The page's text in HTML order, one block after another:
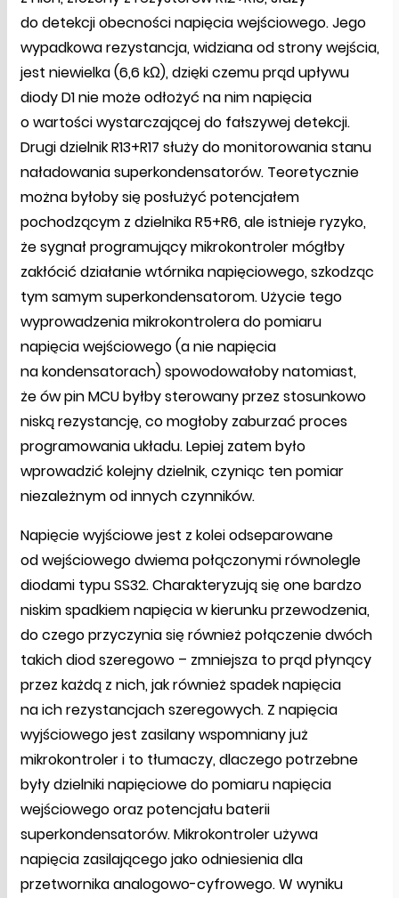
do detekcji obecności napięcia wejściowego. Jego
wypadkowa rezystancja, widziana od strony wejścia,
jest niewielka (6,6 kΩ), dzięki czemu prąd upływu
diody D1 nie może odłożyć na nim napięcia
o wartości wystarczającej do fałszywej detekcji.
Drugi dzielnik R13+R17 służy do monitorowania stanu
naładowania superkondensatorów. Teoretycznie
można byłoby się posłużyć potencjałem
pochodzącym z dzielnika R5+R6, ale istnieje ryzyko,
że sygnał programujący mikrokontroler mógłby
zakłócić działanie wtórnika napięciowego, szkodząc
tym samym superkondensatorom. Użycie tego
wyprowadzenia mikrokontrolera do pomiaru
napięcia wejściowego (a nie napięcia
na kondensatorach) spowodowałoby natomiast,
że ów pin MCU byłby sterowany przez stosunkowo
niską rezystancję, co mogłoby zaburzać proces
programowania układu. Lepiej zatem było
wprowadzić kolejny dzielnik, czyniąc ten pomiar
niezależnym od innych czynników.
Napięcie wyjściowe jest z kolei odseparowane
od wejściowego dwiema połączonymi równolegle
diodami typu SS32. Charakteryzują się one bardzo
niskim spadkiem napięcia w kierunku przewodzenia,
do czego przyczynia się również połączenie dwóch
takich diod szeregowo – zmniejsza to prąd płynący
przez każdą z nich, jak również spadek napięcia
na ich rezystancjach szeregowych. Z napięcia
wyjściowego jest zasilany wspomniany już
mikrokontroler i to tłumaczy, dlaczego potrzebne
były dzielniki napięciowe do pomiaru napięcia
wejściowego oraz potencjału baterii
superkondensatorów. Mikrokontroler używa
napięcia zasilającego jako odniesienia dla
przetwornika analogowo-cyfrowego. W wyniku